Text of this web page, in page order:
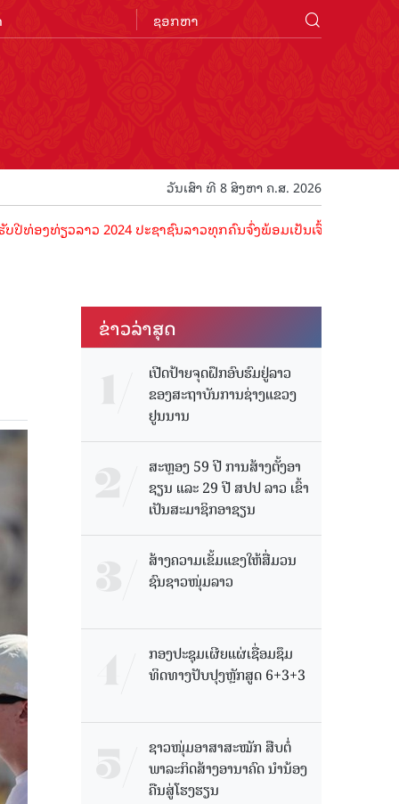
ວັນເສົາ ທີ 8 ສິງຫາ ຄ.ສ. 2026
ຽວລາວ 2024 ປະຊາຊົນລາວທຸກຄົນຈົ່ງພ້ອມເປັນເຈົ້າພາບທີ່ດີ ຕ້ອນຮັບນັ
ຂ່າວ​ລ່າ​ສຸດ
ເປີດປ້າຍຈຸດຝຶກອົບຮົມຢູ່ລາວ
ຂອງສະຖາບັນການຊ່າງແຂວງ
ຢູນນານ
ສະຫຼອງ 59 ປີ ການສ້າງຕັ້ງອາ
ຊຽນ ແລະ 29 ປີ ສປປ ລາວ ເຂົ້າ
ເປັນສະມາຊິກອາຊຽນ
ສ້າງຄວາມເຂັ້ມແຂງໃຫ້ສື່ມວນ
ຊົນຊາວໜຸ່ມລາວ
ກອງປະຊຸມເຜີຍແຜ່ເຊື່ອມຊຶມ
ທິດທາງປັບປຸງຫຼັກສູດ 6+3+3
ຊາວໜຸ່ມອາສາສະໝັກ ສືບຕໍ່
ພາລະກິດສ້າງອານາຄົດ ນໍານ້ອງ
ຄືນສູ່ໂຮງຮຽນ